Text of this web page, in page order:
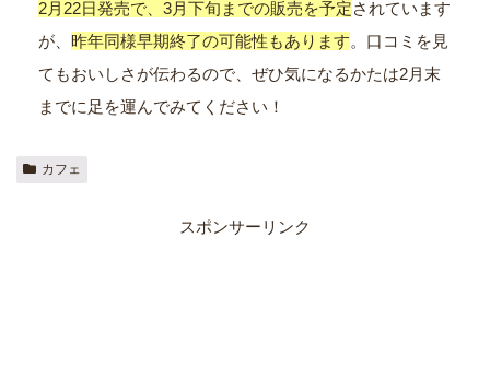
2月22日発売で、3月下旬までの販売を予定されています
が、 昨年同様早期終了の可能性もあります。口コミを見
てもおいしさが伝わるので、ぜひ気になるかたは2月末
までに足を運んでみてください！
カフェ
スポンサーリンク